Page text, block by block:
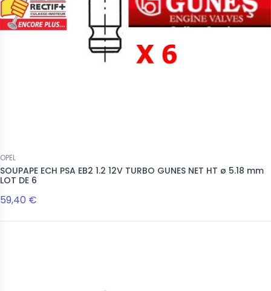
OPEL
SOUPAPE ECH PSA EB2 1.2 12V TURBO GUNES NET HT ø 5.18 mm
LOT DE 6
59,40 €